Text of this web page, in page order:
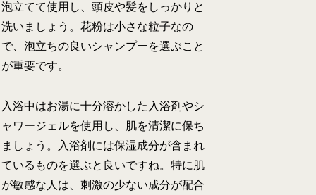
泡立てて使用し、頭皮や髪をしっかりと
洗いましょう。花粉は小さな粒子なの
で、泡立ちの良いシャンプーを選ぶこと
が重要です。
入浴中はお湯に十分溶かした入浴剤やシ
ャワージェルを使用し、肌を清潔に保ち
ましょう。入浴剤には保湿成分が含まれ
ているものを選ぶと良いですね。特に肌
が敏感な人は、刺激の少ない成分が配合